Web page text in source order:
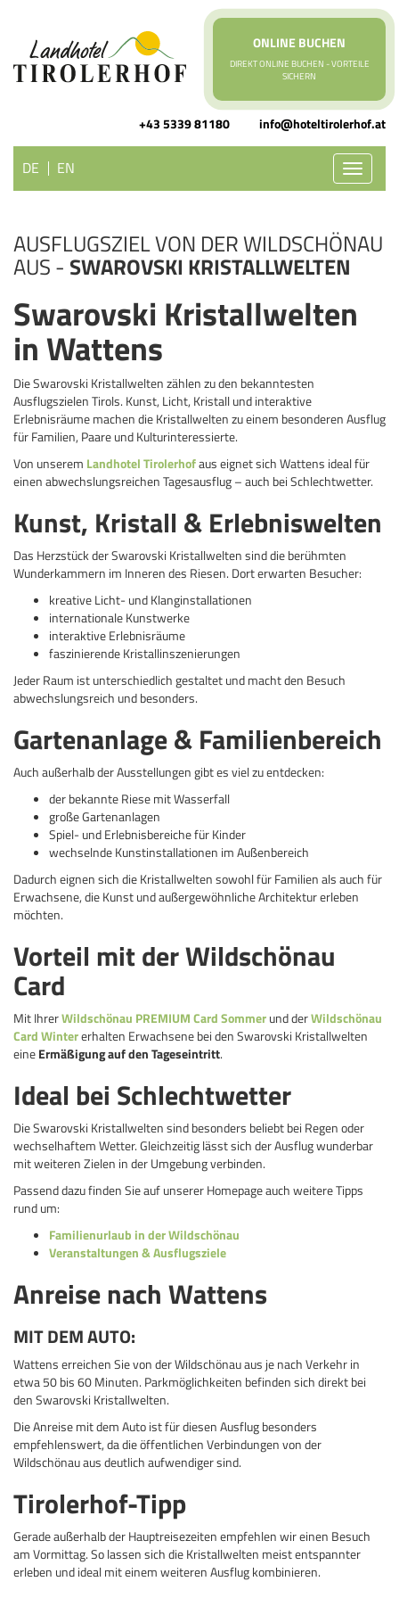
ONLINE BUCHEN
DIREKT ONLINE BUCHEN - VORTEILE
SICHERN
+43 5339 81180 info@hoteltirolerhof.at
Toggle
DE EN
AUSFLUGSZIEL VON DER WILDSCHÖNAU
AUS - SWAROVSKI KRISTALLWELTEN
Swarovski Kristallwelten
in Wattens
Die Swarovski Kristallwelten zählen zu den bekanntesten
Ausflugszielen Tirols. Kunst, Licht, Kristall und interaktive
Erlebnisräume machen die Kristallwelten zu einem besonderen Ausflug
für Familien, Paare und Kulturinteressierte.
Von unserem Landhotel Tirolerhofaus eignet sich Wattens ideal für
einen abwechslungsreichen Tagesausflug – auch bei Schlechtwetter.
Kunst, Kristall & Erlebniswelten
Das Herzstück der Swarovski Kristallwelten sind die berühmten
Wunderkammern im Inneren des Riesen. Dort erwarten Besucher:
kreative Licht- und Klanginstallationen
internationale Kunstwerke
interaktive Erlebnisräume
faszinierende Kristallinszenierungen
Jeder Raum ist unterschiedlich gestaltet und macht den Besuch
abwechslungsreich und besonders.
Gartenanlage & Familienbereich
Auch außerhalb der Ausstellungen gibt es viel zu entdecken:
der bekannte Riese mit Wasserfall
große Gartenanlagen
Spiel- und Erlebnisbereiche für Kinder
wechselnde Kunstinstallationen im Außenbereich
Dadurch eignen sich die Kristallwelten sowohl für Familien als auch für
Erwachsene, die Kunst und außergewöhnliche Architektur erleben
möchten.
Vorteil mit der Wildschönau
Card
Mit IhrerWildschönau PREMIUM Card Sommerund derWildschönau
Card Wintererhalten Erwachsene bei den Swarovski Kristallwelten
eineErmäßigung auf den Tageseintritt.
Ideal bei Schlechtwetter
Die Swarovski Kristallwelten sind besonders beliebt bei Regen oder
wechselhaftem Wetter. Gleichzeitig lässt sich der Ausflug wunderbar
mit weiteren Zielen in der Umgebung verbinden.
Passend dazu finden Sie auf unserer Homepage auch weitere Tipps
rund um:
Familienurlaub in der Wildschönau
Veranstaltungen & Ausflugsziele
Anreise nach Wattens
MIT DEM AUTO:
Wattens erreichen Sie von der Wildschönau aus je nach Verkehr in
etwa 50 bis 60 Minuten. Parkmöglichkeiten befinden sich direkt bei
den Swarovski Kristallwelten.
Die Anreise mit dem Auto ist für diesen Ausflug besonders
empfehlenswert, da die öffentlichen Verbindungen von der
Wildschönau aus deutlich aufwendiger sind.
Tirolerhof-Tipp
Gerade außerhalb der Hauptreisezeiten empfehlen wir einen Besuch
am Vormittag. So lassen sich die Kristallwelten meist entspannter
erleben und ideal mit einem weiteren Ausflug kombinieren.